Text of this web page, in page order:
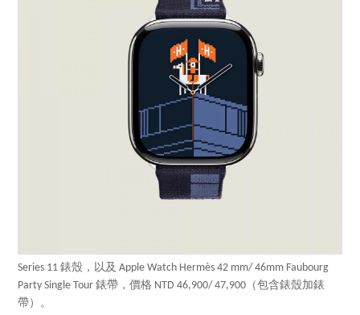
Series 11 錶殼，以及 Apple Watch Hermès 42 mm/ 46mm Faubourg
Party Single Tour 錶帶，價格 NTD 46,900/ 47,900（包含錶殼加錶
帶）。